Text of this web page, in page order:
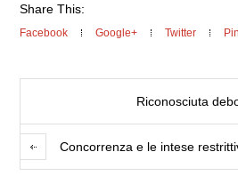
Share This:
Facebook Google+ Twitter
Riconosciuta
Concorrenza e le intese